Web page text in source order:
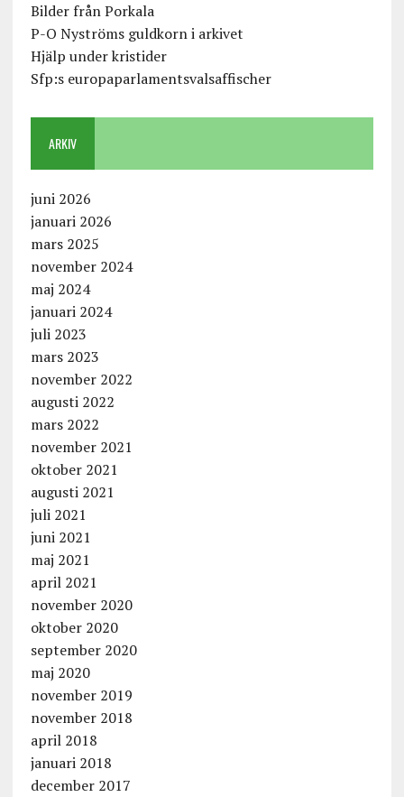
Bilder från Porkala
P-O Nyströms guldkorn i arkivet
Hjälp under kristider
Sfp:s europaparlamentsvalsaffischer
ARKIV
juni 2026
januari 2026
mars 2025
november 2024
maj 2024
januari 2024
juli 2023
mars 2023
november 2022
augusti 2022
mars 2022
november 2021
oktober 2021
augusti 2021
juli 2021
juni 2021
maj 2021
april 2021
november 2020
oktober 2020
september 2020
maj 2020
november 2019
november 2018
april 2018
januari 2018
december 2017